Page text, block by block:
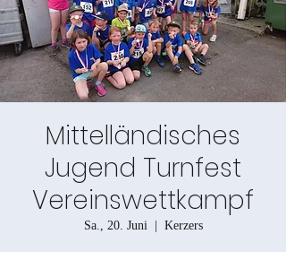
Mittelländisches
Jugend Turnfest
Vereinswettkampf
Sa., 20. Juni
  |
Kerzers